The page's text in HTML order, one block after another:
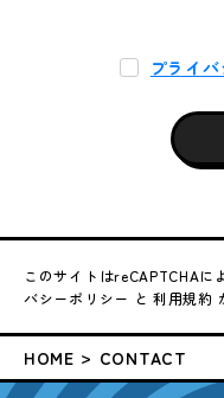
プライ
このサイトはreCAPTCHAに
バシーポリシー と利用規約
HOME CONTACT